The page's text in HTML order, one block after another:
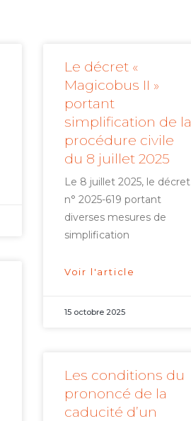
Le décret «
Magicobus II »
portant
simplification de la
procédure civile
du 8 juillet 2025
Le 8 juillet 2025, le décret
n° 2025-619 portant
diverses mesures de
simplification
Voir l'article
15 octobre 2025
Les conditions du
prononcé de la
caducité d’un